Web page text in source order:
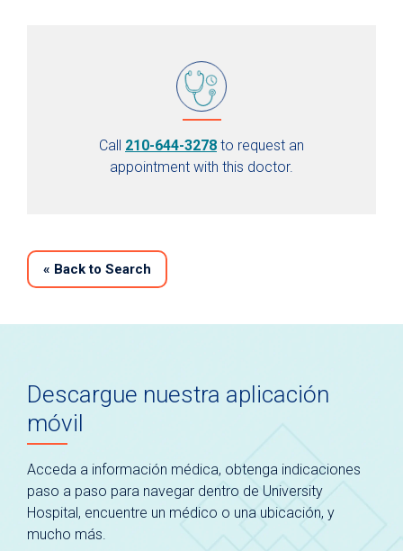
Call 210-644-3278 to request an
appointment with this doctor.
« Back to Search
Descargue nuestra aplicación
móvil
Acceda a información médica, obtenga indicaciones
paso a paso para navegar dentro de University
Hospital, encuentre un médico o una ubicación, y
mucho más.